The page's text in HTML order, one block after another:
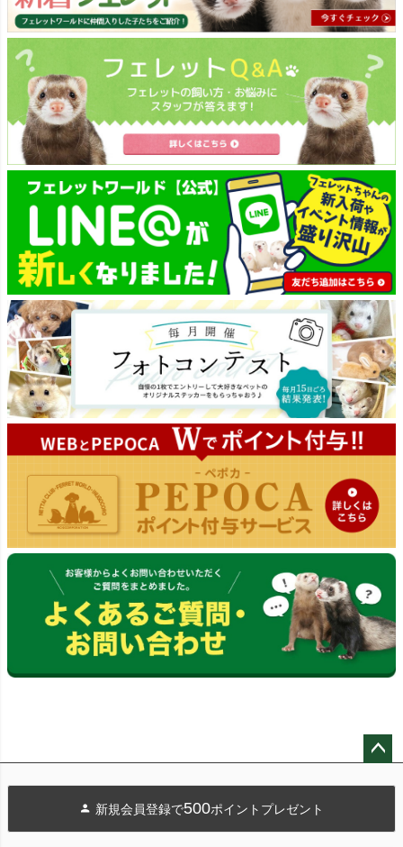
へ
新規会員登録で500ポイントプレゼント